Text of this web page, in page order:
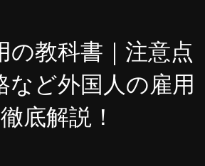
の教科書｜注意点
など外国人の雇用
底解説！